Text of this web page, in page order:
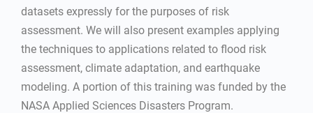
datasets expressly for the purposes of risk
assessment. We will also present examples applying
the techniques to applications related to flood risk
assessment, climate adaptation, and earthquake
modeling. A portion of this training was funded by the
NASA Applied Sciences Disasters Program.